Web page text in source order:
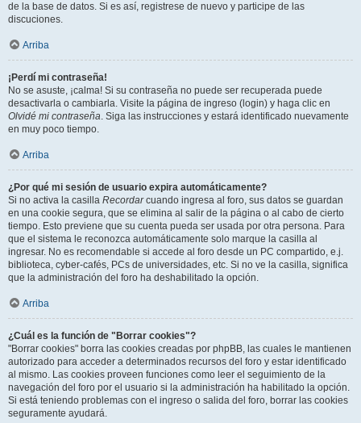
de la base de datos. Si es así, registrese de nuevo y participe de las
discuciones.
Arriba
¡Perdí mi contraseña!
No se asuste, ¡calma! Si su contraseña no puede ser recuperada puede
desactivarla o cambiarla. Visite la página de ingreso (login) y haga clic en
Olvidé mi contraseña. Siga las instrucciones y estará identificado nuevamente
en muy poco tiempo.
Arriba
¿Por qué mi sesión de usuario expira automáticamente?
Si no activa la casilla Recordarcuando ingresa al foro, sus datos se guardan
en una cookie segura, que se elimina al salir de la página o al cabo de cierto
tiempo. Esto previene que su cuenta pueda ser usada por otra persona. Para
que el sistema le reconozca automáticamente solo marque la casilla al
ingresar. No es recomendable si accede al foro desde un PC compartido, e.j.
biblioteca, cyber-cafés, PCs de universidades, etc. Si no ve la casilla, significa
que la administración del foro ha deshabilitado la opción.
Arriba
¿Cuál es la función de "Borrar cookies"?
"Borrar cookies" borra las cookies creadas por phpBB, las cuales le mantienen
autorizado para acceder a determinados recursos del foro y estar identificado
al mismo. Las cookies proveen funciones como leer el seguimiento de la
navegación del foro por el usuario si la administración ha habilitado la opción.
Si está teniendo problemas con el ingreso o salida del foro, borrar las cookies
seguramente ayudará.